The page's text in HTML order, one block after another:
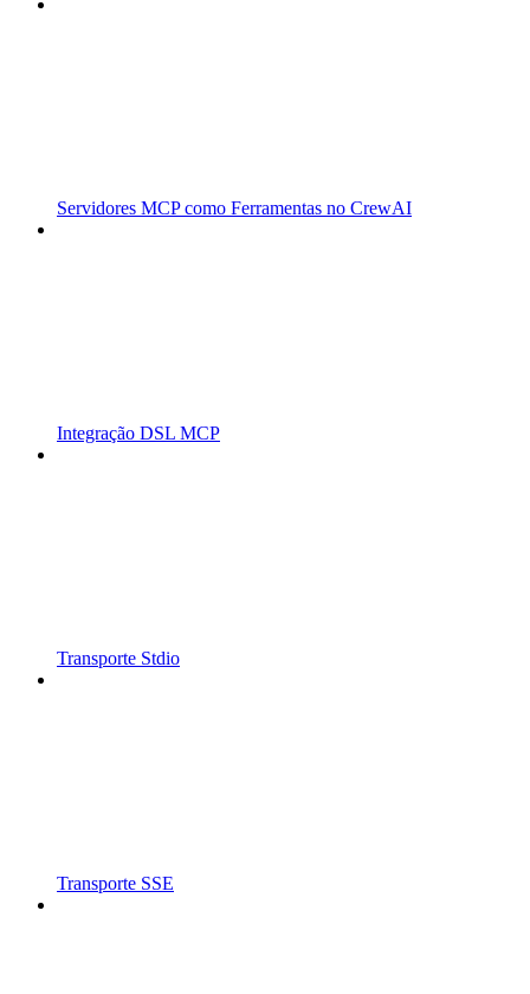
Servidores MCP como Ferramentas no CrewAI
Integração DSL MCP
Transporte Stdio
Transporte SSE